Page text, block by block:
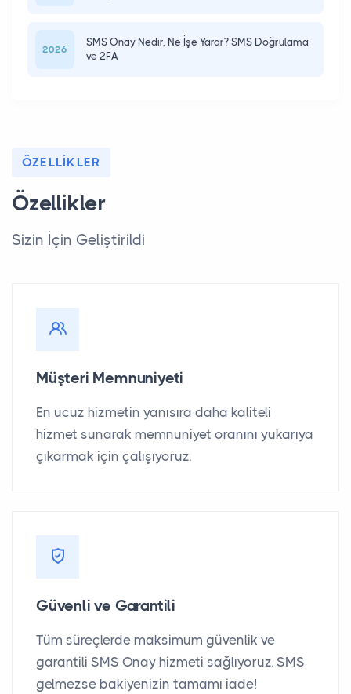
2026
SMS Onay Nedir, Ne İşe Yarar? SMS Doğrulama
ve 2FA
ÖZELLIKLER
Özellikler
Sizin İçin Geliştirildi
Müşteri Memnuniyeti
En ucuz hizmetin yanısıra daha kaliteli
hizmet sunarak memnuniyet oranını yukarıya
çıkarmak için çalışıyoruz.
Güvenli ve Garantili
Tüm süreçlerde maksimum güvenlik ve
garantili SMS Onay hizmeti sağlıyoruz. SMS
gelmezse bakiyenizin tamamı iade!